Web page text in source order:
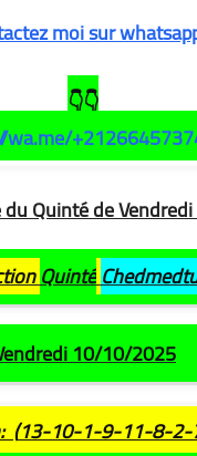
moi sur
👇👇
wa.me/
Quinté de
Quinté
10/10/2025
(13-10-1-9-11-8-2-